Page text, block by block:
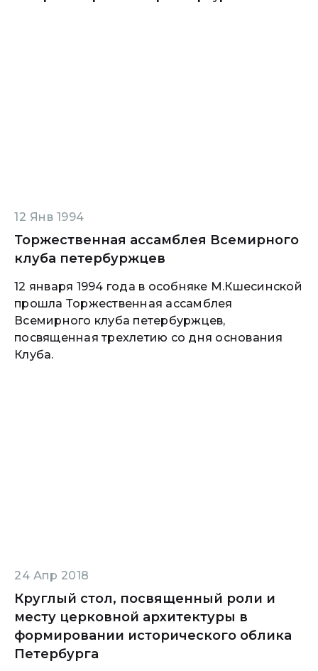
12 Янв 1994
Торжественная ассамблея Всемирного
клуба петербуржцев
12 января 1994 года в особняке М.Кшесинской
прошла Торжественная ассамблея
Всемирного клуба петербуржцев,
посвященная трехлетию со дня основания
Клуба.
24 Апр 2018
Круглый стол, посвященный роли и
месту церковной архитектуры в
формировании исторического облика
Петербурга